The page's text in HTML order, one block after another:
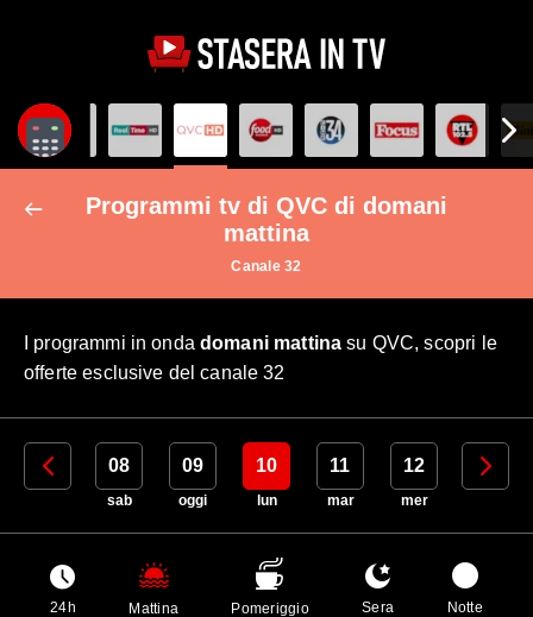
Programmi tv di QVC di domani
mattina
Canale 32
I programmi in onda domani mattina su QVC, scopri le
offerte esclusive del canale 32
07 08
sab
09
oggi
10
lun
11
mar
12
mer
13
24h Mattina Pomeriggio Sera Notte